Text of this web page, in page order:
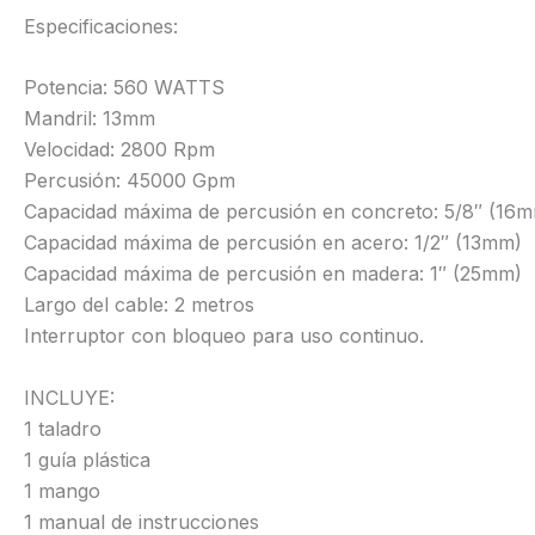
Especificaciones:
Potencia: 560 WATTS
Mandril: 13mm
Velocidad: 2800 Rpm
Percusión: 45000 Gpm
Capacidad máxima de percusión en concreto: 5/8″
Capacidad máxima de percusión en acero: 1/2″ (13mm)
Capacidad máxima de percusión en madera: 1″ (25mm)
Largo del cable: 2 metros
Interruptor con bloqueo para uso continuo.
INCLUYE:
1 taladro
1 guía plástica
1 mango
1 manual de instrucciones